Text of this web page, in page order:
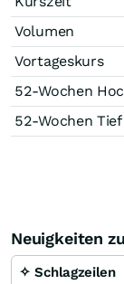
Volumen
Vortageskurs
52-Wochen
52-Wochen Tief
Neuigkeiten
✧ Schlagzeilen